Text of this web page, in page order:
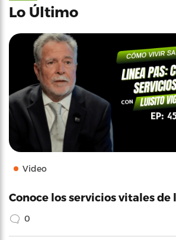
Lo Último
Video
Conoce los servicios vitales de
0